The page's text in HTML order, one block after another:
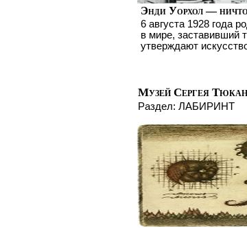
Энди Уорхол — ничто
6 августа 1928 года
в мире, заставивший
утверждают
Музей Сергея
Раздел: ЛАБИРИНТ